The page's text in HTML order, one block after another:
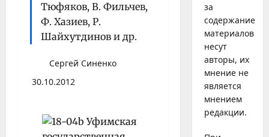
Тюфяков, В. Фильчев,
Ф. Хазиев, Р.
Шайхутдинов и др.
Сергей Синенко
30.10.2012
за
содержание
материалов
несут
авторы, их
мнение не
является
мнением
редакции.